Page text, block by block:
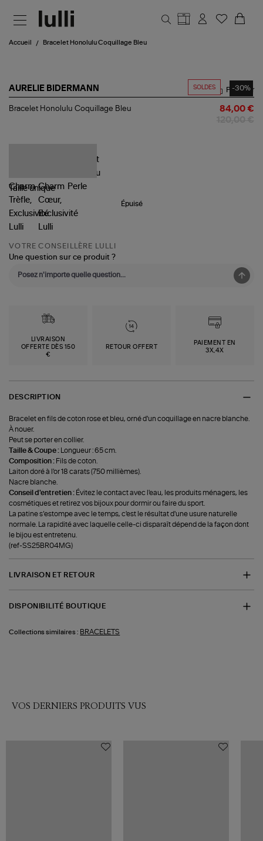
Accueil Bracelet Honolulu Coquillage Bleu
SOLDES -30%
AURELIE BIDERMANN
Bracelet
Partager
Bracelet Honolulu Coquillage Bleu 84,00 €
Tailleunique
Épuisé
VOTRE CONSEILLÈRE LULLI
Une question sur ce produit ?
LIVRAISON
OFFERTE DÈS 150
€
RETOUR OFFERT
PAIEMENT EN
3X,4X
DESCRIPTION
Bracelet en fils de coton rose et bleu, orné d'un coquillage en nacre blanche.
À nouer.
Peut se porter en collier.
Taille & Coupe :
Longueur : 65 cm.
Composition : Fils de coton.
Laiton doré à l'or 18 carats (750 millièmes).
Nacre blanche.
Conseil d'entretien : Évitez le contact avec l'eau, les produits ménagers, les
cosmétiques et retirez vos bijoux pour dormir ou faire du sport.
La patine s’estompe avec le temps, c'est le résultat d'une usure naturelle
normale. La rapidité avec laquelle celle-ci disparaît dépend de la façon dont
le bijou est entretenu.
(ref-SS25BR04MG)
LIVRAISON ET RETOUR
DISPONIBILITÉ BOUTIQUE
Collections similaires : BRACELETS
VOS DERNIERS PRODUITS VUS